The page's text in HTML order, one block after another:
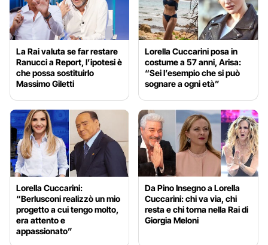
La Rai valuta se far restare
Ranucci a Report, l’ipotesi è
che possa sostituirlo
Massimo Giletti
Lorella Cuccarini posa in
costume a 57 anni, Arisa:
“Sei l’esempio che si può
sognare a ogni età”
Lorella Cuccarini:
“Berlusconi realizzò un mio
progetto a cui tengo molto,
era attento e
appassionato”
Da Pino Insegno a Lorella
Cuccarini: chi va via, chi
resta e chi torna nella Rai di
Giorgia Meloni